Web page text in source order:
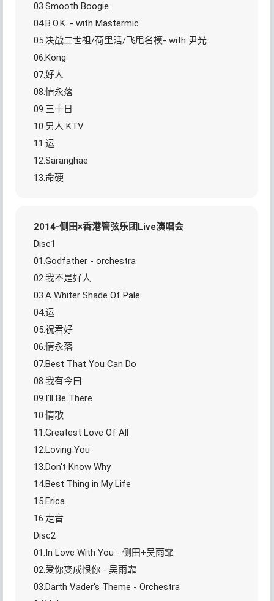
03.Smooth Boogie
04.B.O.K. - with Mastermic
05.决战二世祖/荷里活/飞甩名模- with 尹光
06.Kong
07.好人
08.情永落
09.三十日
10.男人 KTV
11.运
12.Saranghae
13.命硬
2014-侧田×香港管弦乐团Live演唱会
Disc1
01.Godfather - orchestra
02.我不是好人
03.A Whiter Shade Of Pale
04.运
05.祝君好
06.情永落
07.Best That You Can Do
08.我有今曰
09.I'll Be There
10.情歌
11.Greatest Love Of All
12.Loving You
13.Don't Know Why
14.Best Thing in My Life
15.Erica
16.走音
Disc2
01.In Love With You - 侧田+吴雨霏
02.爱你变成恨你 - 吴雨霏
03.Darth Vader's Theme - Orchestra